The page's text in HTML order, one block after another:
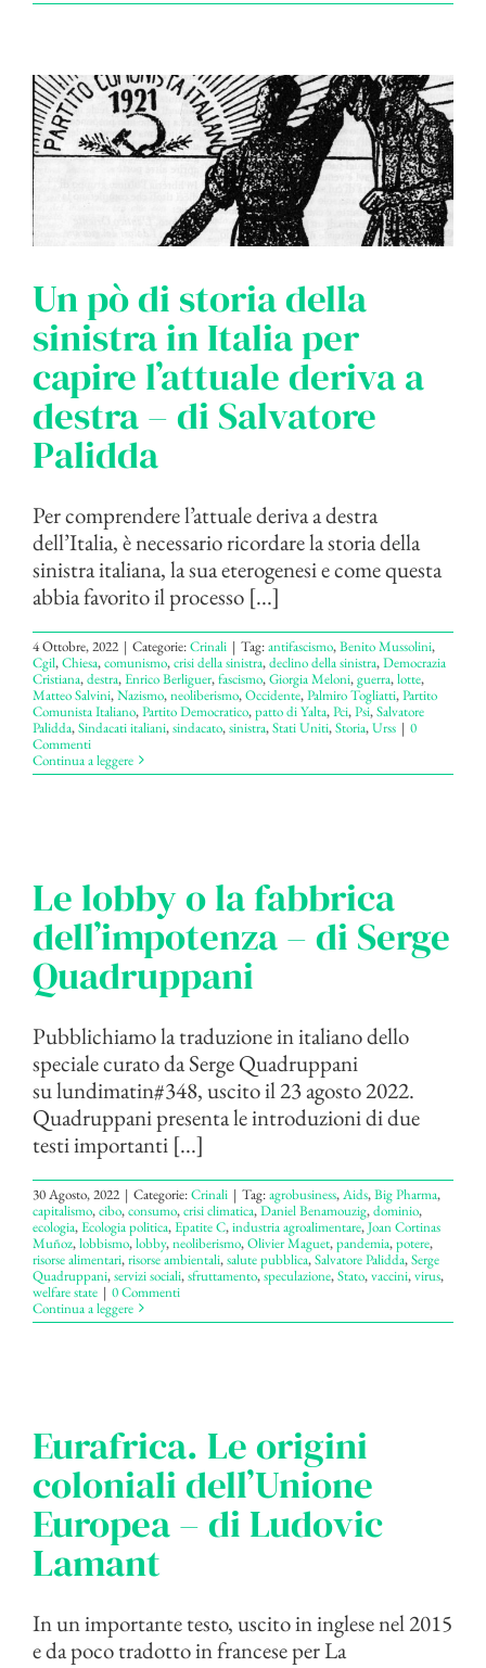
Un pò di storia della
sinistra in Italia per
capire l’attuale deriva a
destra – di Salvatore
Palidda
Per comprendere l’attuale deriva a destra
dell’Italia, è necessario ricordare la storia della
sinistra italiana, la sua eterogenesi e come questa
abbia favorito il processo [...]
4 Ottobre, 2022 | Categorie:Crinali | Tag:antifascismo,Benito Mussolini,
Cgil,Chiesa,comunismo,crisi della sinistra,declino della sinistra,Democrazia
Cristiana,destra,Enrico Berliguer,fascismo,Giorgia Meloni,guerra,lotte,
Matteo Salvini,Nazismo,neoliberismo,Occidente,Palmiro Togliatti,Partito
Comunista Italiano,Partito Democratico,patto di Yalta,Pci,Psi,Salvatore
Palidda,Sindacati italiani,sindacato,sinistra,Stati Uniti,Storia,Urss | 0
Commenti
Continua a leggere
Le lobby o la fabbrica
dell’impotenza – di Serge
Quadruppani
Pubblichiamo la traduzione in italiano dello
speciale curato da Serge Quadruppani
su lundimatin#348, uscito il 23 agosto 2022.
Quadruppani presenta le introduzioni di due
testi importanti [...]
30 Agosto, 2022 | Categorie:Crinali | Tag:agrobusiness,Aids,Big Pharma,
capitalismo,cibo,consumo,crisi climatica,Daniel Benamouzig,dominio,
ecologia,Ecologia politica,Epatite C,industria agroalimentare,Joan Cortinas
Muñoz,lobbismo,lobby,neoliberismo,Olivier Maguet,pandemia,potere,
risorse alimentari,risorse ambientali,salute pubblica,Salvatore Palidda,Serge
Quadruppani,servizi sociali,sfruttamento,speculazione,Stato,vaccini,virus,
welfare state | 0 Commenti
Continua a leggere
Eurafrica. Le origini
coloniali dell’Unione
Europea – di Ludovic
Lamant
In un importante testo, uscito in inglese nel 2015
e da poco tradotto in francese per La